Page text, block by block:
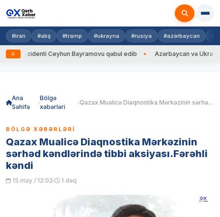
#iran #abş #tramp #ukrayna #rusiya #azərbaycan
Prezidenti Ceyhun Bayramovu qəbul edib Azərbaycan və Ukrayna
Ana
Səhifə
Bölgə
xəbərləri
Qazax Mualicə Diaqnostika Mərkəzinin sərhəd kəndlərində tibbi aksiyası.Fərəhli kəndi
BÖLGƏ XƏBƏRLƏRI
Qazax Mualicə Diaqnostika Mərkəzinin
sərhəd kəndlərində tibbi aksiyası.Fərəhli
kəndi
15 may / 12:02 1 dəq